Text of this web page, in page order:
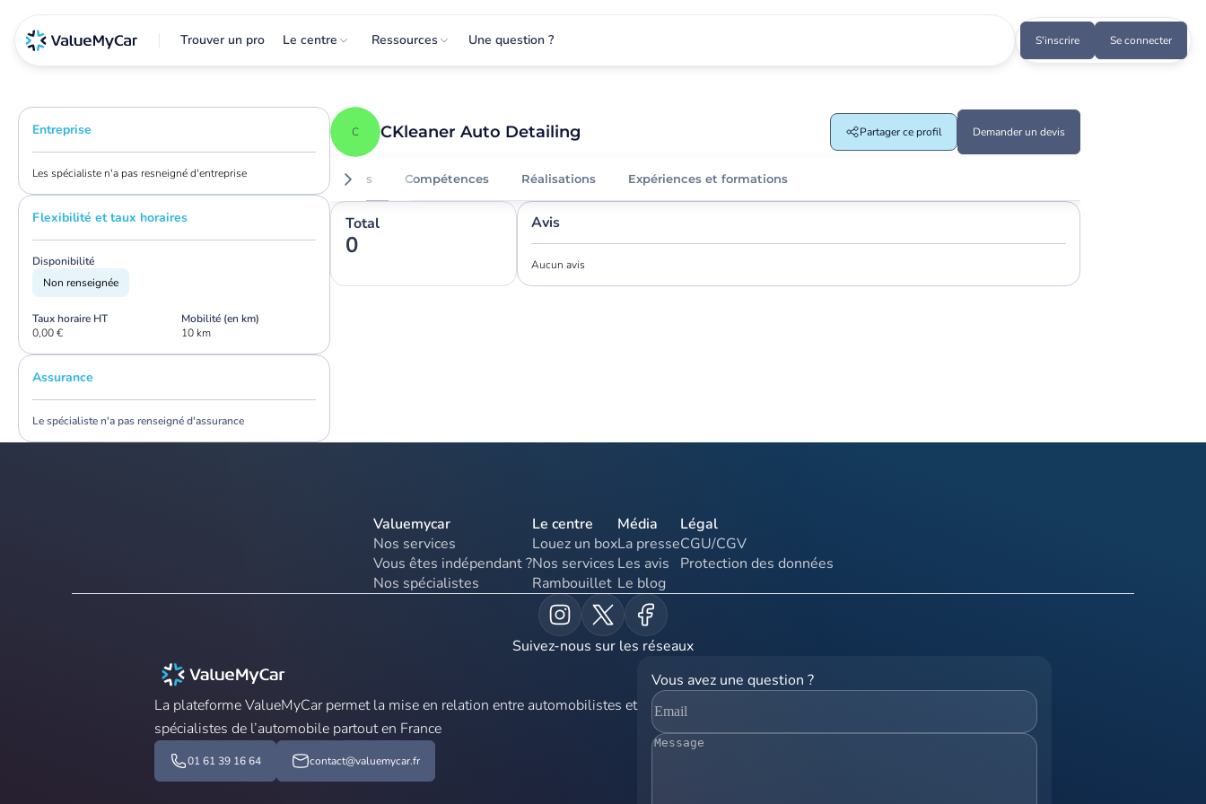
Trouver un pro Le centre Ressources Une question ? S'inscrire Se connecter
Entreprise
Les spécialiste n'a pas resneigné d'entreprise
Flexibilité et taux horaires
Disponibilité
Non renseignée
Taux horaire HT
0,00 €
Mobilité (en km)
10 km
Assurance
Le spécialiste n'a pas renseigné d'assurance
C CKleaner Auto Detailing Partager ce profil Demander un devis
Avis Compétences Réalisations Expériences et formations
Total
0
Avis
Aucun avis
Valuemycar
Nos services
Vous êtes indépendant ?
Nos spécialistes
Le centre
Louez un box
Nos services
Rambouillet
Média
La presse
Les avis
Le blog
Légal
CGU/CGV
Protection des données
Suivez-nous sur les réseaux
La plateforme ValueMyCar permet la mise en relation entre automobilistes et
spécialistes de l’automobile partout en France
01 61 39 16 64 contact@valuemycar.fr
Vous avez une question ?